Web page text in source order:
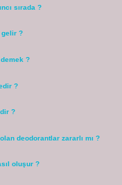
sırada ?
gelir ?
?
?
?
deodorantlar zararlı mı ?
oluşur ?